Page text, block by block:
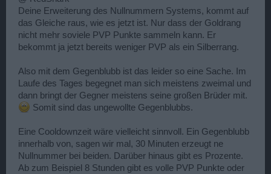
Deine Erweiterung des Nullnummern Systems, kommt auf
das Gleiche raus, wie es jetzt ist. Nur dass der Goldrang
nicht mehr soviele PVP Punkte sammeln kann. Er
bekommt ja jetzt bereits weniger PVP als ein Silberrang.
Also mit dem Gegenblubb ist das leider so eine Sache. Im
Laufe des Tages begegnet man sich meistens zweimal und
dann bringt der Gegner meistens seine großen Brüder mit.
Somit sind das ungewollte Gegenblubbs.
Eine Cooldownzeit wäre vielleicht sinnvoll. Ein Gegenblubb
innerhalb von, sagen wir mal, 30 Minuten erzeugt ne
Nullnummer bei beiden. Darüber hinaus gibt es Prozente.
Ab zum Beispiel 8 Stunden gibt es volle PVP Punkte oder